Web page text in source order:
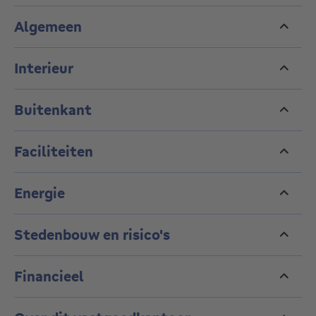
Algemeen
Interieur
Buitenkant
Faciliteiten
Energie
Stedenbouw en risico's
Financieel